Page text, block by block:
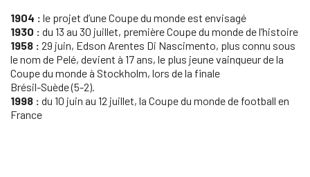
1904 : le projet d’une Coupe du monde est envisagé
1930 : du 13 au 30 juillet, première Coupe du monde de l’histoire
1958 : 29 juin, Edson Arentes Di Nascimento, plus connu sous
le nom de Pelé, devient à 17 ans, le plus jeune vainqueur de la
Coupe du monde à Stockholm, lors de la finale
Brésil-Suède (5-2).
1998 : du 10 juin au 12 juillet, la Coupe du monde de football en
France